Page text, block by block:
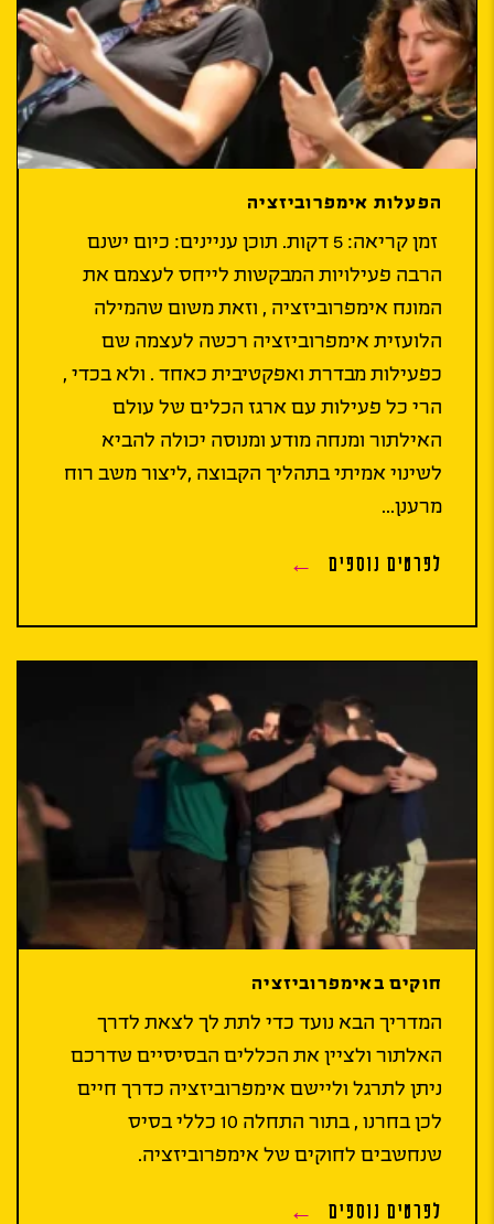
הפעלות אימפרוביזציה
זמן קריאה: 5 דקות. תוכן עניינים: כיום ישנם
הרבה פעילויות המבקשות לייחס לעצמם את
המונח אימפרוביזציה , וזאת משום שהמילה
הלועזית אימפרוביזציה רכשה לעצמה שם
כפעילות מבדרת ואפקטיבית כאחד . ולא בכדי ,
הרי כל פעילות עם ארגז הכלים של עולם
האילתור ומנחה מודע ומנוסה יכולה להביא
לשינוי אמיתי בתהליך הקבוצה ,ליצור משב רוח
מרענן...
לפרטים נוספים
חוקים באימפרוביזציה
המדריך הבא נועד כדי לתת לך לצאת לדרך
האלתור ולציין את הכללים הבסיסיים שדרכם
ניתן לתרגל וליישם אימפרוביזציה כדרך חיים
לכן בחרנו , בתור התחלה 10 כללי בסיס
שנחשבים לחוקים של אימפרוביזציה.
לפרטים נוספים